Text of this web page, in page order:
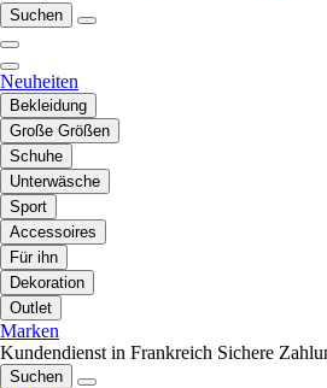
Suchen
Neuheiten
Bekleidung
Große Größen
Schuhe
Unterwäsche
Sport
Accessoires
Für ihn
Dekoration
Outlet
Marken
Kundendienst in Frankreich Sichere
Suchen